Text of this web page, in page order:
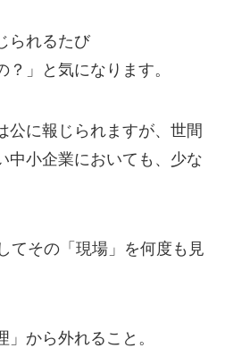
られるたび
？」と気になります。
公に報じられますが、世間
中小企業においても、少な
てその「現場」を何度も見
から外れること。